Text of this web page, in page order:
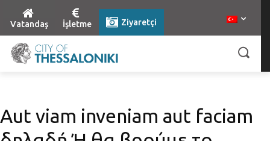
Vatandaş İşletme Ziyaretçi
Aut viam inveniam aut faciam